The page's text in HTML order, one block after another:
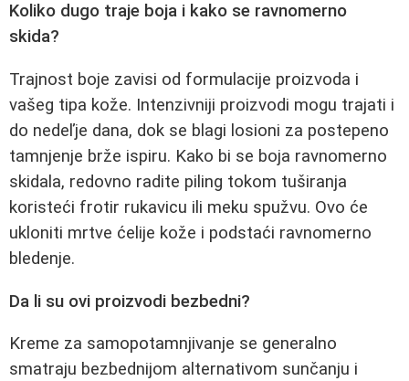
Koliko dugo traje boja i kako se ravnomerno
skida?
Trajnost boje zavisi od formulacije proizvoda i
vašeg tipa kože. Intenzivniji proizvodi mogu trajati i
do nedeľje dana, dok se blagi losioni za postepeno
tamnjenje brže ispiru. Kako bi se boja ravnomerno
skidala, redovno radite piling tokom tuširanja
koristeći frotir rukavicu ili meku spužvu. Ovo će
ukloniti mrtve ćelije kože i podstaći ravnomerno
bledenje.
Da li su ovi proizvodi bezbedni?
Kreme za samopotamnjivanje se generalno
smatraju bezbednijom alternativom sunčanju i